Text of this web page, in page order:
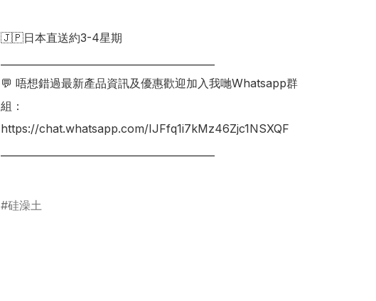
🇯🇵日本直送約3-4星期
💬 唔想錯過最新產品資訊及優惠歡迎加入我哋Whatsapp群
組：
https://chat.whatsapp.com/IJFfq1i7kMz46Zjc1NSXQF
硅澡土